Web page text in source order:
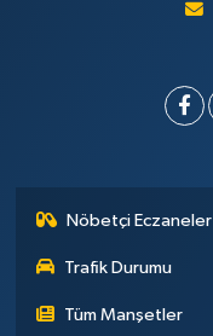
Nöbetçi Eczaneler
Trafik Durumu
Tüm Manşetler